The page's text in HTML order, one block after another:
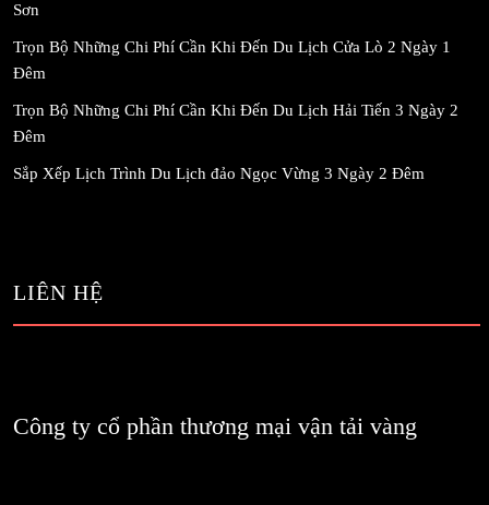
Sơn
Trọn Bộ Những Chi Phí Cần Khi Đến Du Lịch Cửa Lò 2 Ngày 1
Đêm
Trọn Bộ Những Chi Phí Cần Khi Đến Du Lịch Hải Tiến 3 Ngày 2
Đêm
Sắp Xếp Lịch Trình Du Lịch đảo Ngọc Vừng 3 Ngày 2 Đêm
LIÊN HỆ
Công ty cổ phần thương mại vận tải vàng